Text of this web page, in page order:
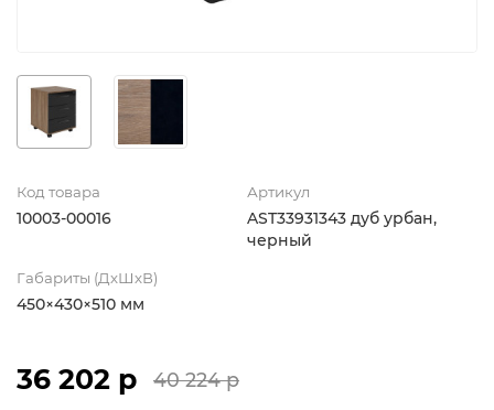
Код товара
10003-00016
Артикул
AST33931343 дуб урбан,
черный
Габариты (ДхШхВ)
450×430×510 мм
36 202 р 40 224 р